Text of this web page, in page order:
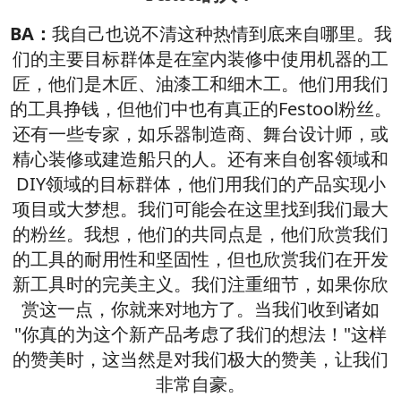
BA： 我自己也说不清这种热情到底来自哪里。我
们的主要目标群体是在室内装修中使用机器的工
匠，他们是木匠、油漆工和细木工。他们用我们
的工具挣钱，但他们中也有真正的Festool粉丝。
还有一些专家，如乐器制造商、舞台设计师，或
精心装修或建造船只的人。还有来自创客领域和
DIY领域的目标群体，他们用我们的产品实现小
项目或大梦想。我们可能会在这里找到我们最大
的粉丝。我想，他们的共同点是，他们欣赏我们
的工具的耐用性和坚固性，但也欣赏我们在开发
新工具时的完美主义。我们注重细节，如果你欣
赏这一点，你就来对地方了。当我们收到诸如
"你真的为这个新产品考虑了我们的想法！"这样
的赞美时，这当然是对我们极大的赞美，让我们
非常自豪。